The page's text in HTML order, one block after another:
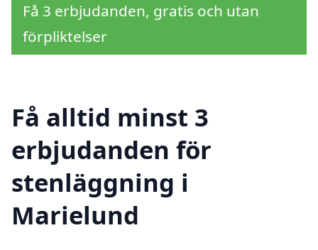
Få 3 erbjudanden, gratis och utan
förpliktelser
Få alltid minst 3
erbjudanden för
stenläggning i
Marielund